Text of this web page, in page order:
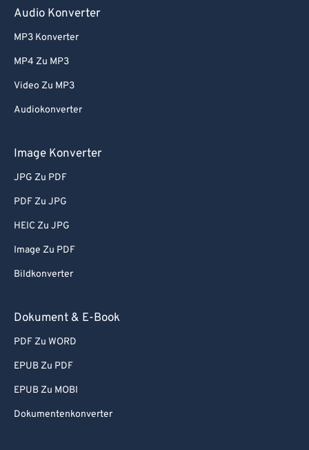
Audio Konverter
MP3 Konverter
MP4 Zu MP3
Video Zu MP3
Audiokonverter
Image Konverter
JPG Zu PDF
PDF Zu JPG
HEIC Zu JPG
Image Zu PDF
Bildkonverter
Dokument & E-Book
PDF Zu WORD
EPUB Zu PDF
EPUB Zu MOBI
Dokumentenkonverter